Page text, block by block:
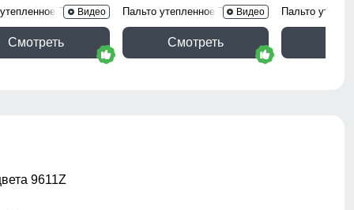
7700Ch
Видео
Смотреть
Пальто утепленное 7753Ch
Видео
Смотреть
Пальто
9611Z